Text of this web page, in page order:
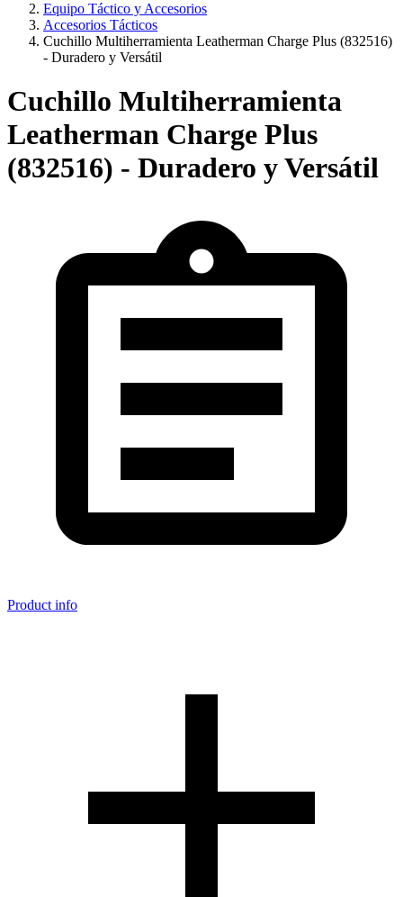
Equipo Táctico y Accesorios
Accesorios Tácticos
Cuchillo Multiherramienta Leatherman Charge Plus (832516)
- Duradero y Versátil
Cuchillo Multiherramienta
Leatherman Charge Plus
(832516) - Duradero y Versátil
Product info